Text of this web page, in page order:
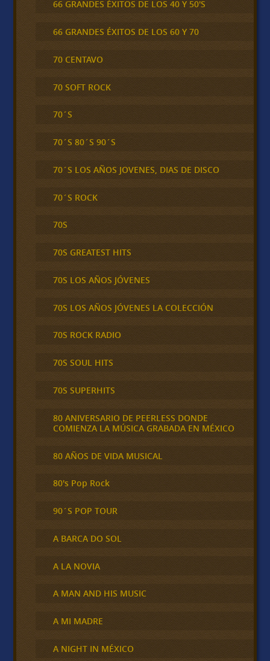
66 GRANDES ÉXITOS DE LOS 40 Y 50'S
66 GRANDES ÉXITOS DE LOS 60 Y 70
70 CENTAVO
70 SOFT ROCK
70´S
70´S 80´S 90´S
70´S LOS AÑOS JOVENES, DIAS DE DISCO
70´S ROCK
70S
70S GREATEST HITS
70S LOS AÑOS JÓVENES
70S LOS AÑOS JÓVENES LA COLECCIÓN
70S ROCK RADIO
70S SOUL HITS
70S SUPERHITS
80 ANIVERSARIO DE PEERLESS DONDE
COMIENZA LA MÚSICA GRABADA EN MÉXICO
80 AÑOS DE VIDA MUSICAL
80's Pop Rock
90´S POP TOUR
A BARCA DO SOL
A LA NOVIA
A MAN AND HIS MUSIC
A MI MADRE
A NIGHT IN MÉXICO